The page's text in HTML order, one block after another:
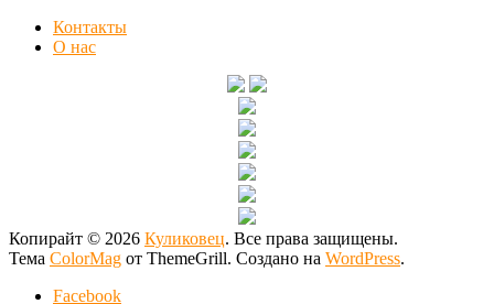
Контакты
О нас
Копирайт © 2026 Куликовец. Все права защищены.
Тема ColorMag от ThemeGrill. Создано на WordPress.
Facebook